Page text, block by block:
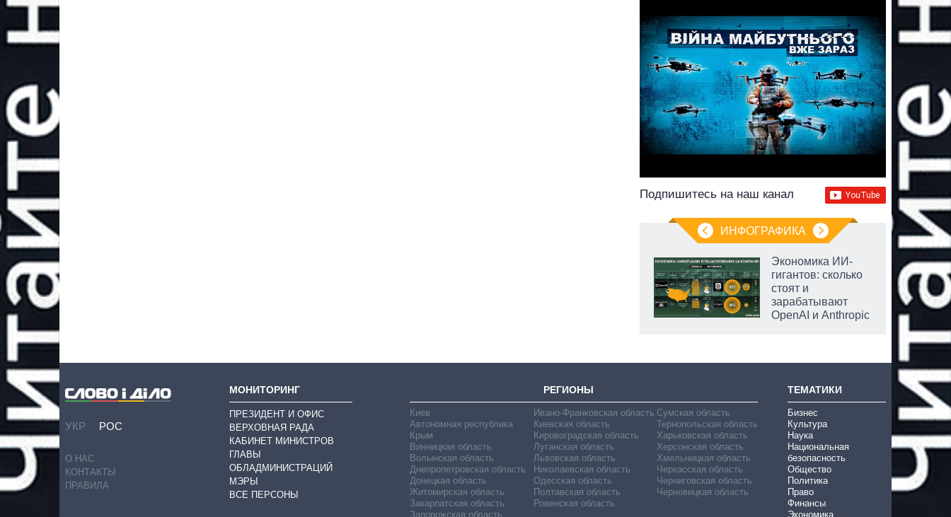
Подпишитесь на наш канал
ИНФОГРАФИКА
Экономика ИИ-
гигантов: сколько
стоят и
зарабатывают
OpenAI и Anthropic
УКР РОС
О НАС
КОНТАКТЫ
ПРАВИЛА
МОНИТОРИНГ
ПРЕЗИДЕНТ И ОФИС
ВЕРХОВНАЯ РАДА
КАБИНЕТ МИНИСТРОВ
ГЛАВЫ
ОБЛАДМИНИСТРАЦИЙ
МЭРЫ
ВСЕ ПЕРСОНЫ
РЕГИОНЫ
Киев
Автономная республика
Крым
Винницкая область
Волынская область
Днепропетровская область
Донецкая область
Житомирская область
Закарпатская область
Запорожская область
Ивано-Франковская область
Киевская область
Кировоградская область
Луганская область
Львовская область
Николаевская область
Одесская область
Полтавская область
Ровенская область
Сумская область
Тернопольская область
Харьковская область
Херсонская область
Хмельницкая область
Черкасская область
Черниговская область
Черновицкая область
ТЕМАТИКИ
Бизнес
Культура
Наука
Национальная
безопасность
Общество
Политика
Право
Финансы
Экономика